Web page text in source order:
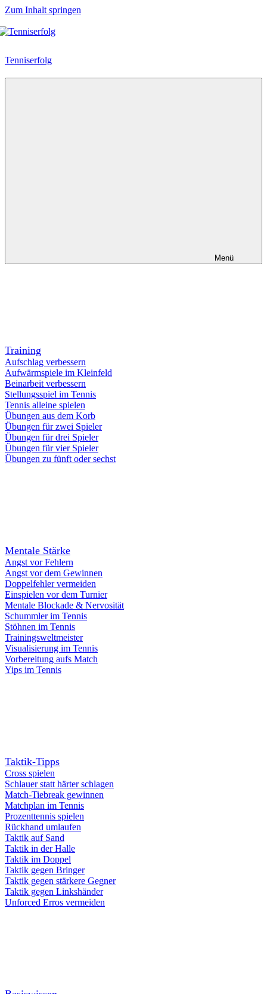
Zum Inhalt springen
Tenniserfolg
Menü
Training
Aufschlag verbessern
Aufwärmspiele im Kleinfeld
Beinarbeit verbessern
Stellungsspiel im Tennis
Tennis alleine spielen
Übungen aus dem Korb
Übungen für zwei Spieler
Übungen für drei Spieler
Übungen für vier Spieler
Übungen zu fünft oder sechst
Mentale Stärke
Angst vor Fehlern
Angst vor dem Gewinnen
Doppelfehler vermeiden
Einspielen vor dem Turnier
Mentale Blockade & Nervosität
Schummler im Tennis
Stöhnen im Tennis
Trainingsweltmeister
Visualisierung im Tennis
Vorbereitung aufs Match
Yips im Tennis
Taktik-Tipps
Cross spielen
Schlauer statt härter schlagen
Match-Tiebreak gewinnen
Matchplan im Tennis
Prozenttennis spielen
Rückhand umlaufen
Taktik auf Sand
Taktik in der Halle
Taktik im Doppel
Taktik gegen Bringer
Taktik gegen stärkere Gegner
Taktik gegen Linkshänder
Unforced Erros vermeiden